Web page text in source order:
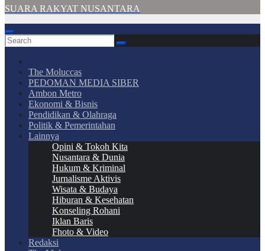
SUARA RAKYAT NUSANTARA
The Moluccas
PEDOMAN MEDIA SIBER
Ambon Metro
Ekonomi & Bisnis
Pendidikan & Olahraga
Politik & Pemerintahan
Lainnya
Opini & Tokoh Kita
Nusantara & Dunia
Hukum & Kriminal
Jurnalisme Aktivis
Wisata & Budaya
Hiburan & Kesehatan
Konseling Rohani
Iklan Baris
Fhoto & Video
Redaksi